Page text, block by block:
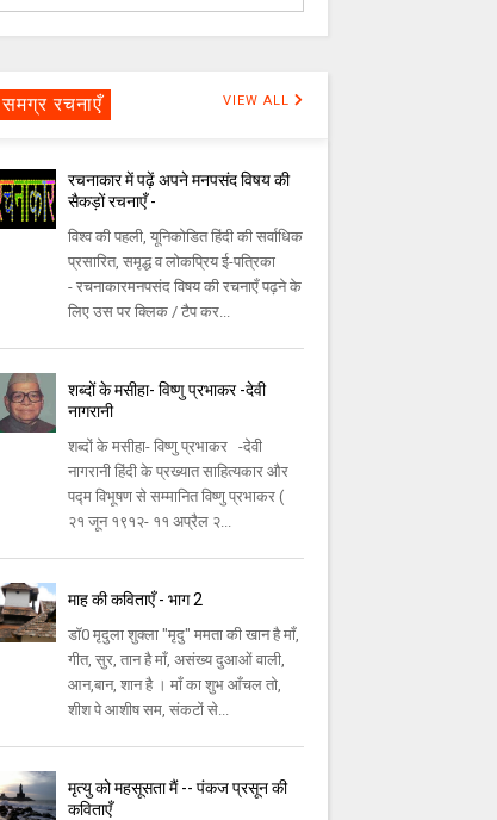
समग्र रचनाएँ VIEW ALL
रचनाकार में पढ़ें अपने मनपसंद विषय की
सैकड़ों रचनाएँ -
विश्व की पहली, यूनिकोडित हिंदी की सर्वाधिक
प्रसारित, समृद्ध व लोकप्रिय ई-पत्रिका
- रचनाकारमनपसंद विषय की रचनाएँ पढ़ने के
लिए उस पर क्लिक / टैप कर...
शब्दों के मसीहा- विष्णु प्रभाकर -देवी
नागरानी
शब्दों के मसीहा- विष्णु प्रभाकर -देवी
नागरानी हिंदी के प्रख्यात साहित्यकार और
पद्म विभूषण से सम्मानित विष्णु प्रभाकर (
२१ जून १९१२- ११ अप्रैल २...
माह की कविताएँ - भाग 2
डॉ0 मृदुला शुक्ला "मृदु" ममता की खान है माँ,
गीत, सुर, तान है माँ, असंख्य दुआओं वाली,
आन,बान, शान है । माँ का शुभ आँचल तो,
शीश पे आशीष सम, संकटों से...
मृत्यु को महसूसता मैं -- पंकज प्रसून की
कविताएँ